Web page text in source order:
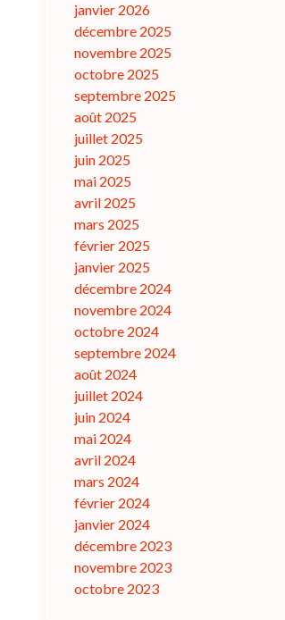
janvier 2026
décembre 2025
novembre 2025
octobre 2025
septembre 2025
août 2025
juillet 2025
juin 2025
mai 2025
avril 2025
mars 2025
février 2025
janvier 2025
décembre 2024
novembre 2024
octobre 2024
septembre 2024
août 2024
juillet 2024
juin 2024
mai 2024
avril 2024
mars 2024
février 2024
janvier 2024
décembre 2023
novembre 2023
octobre 2023